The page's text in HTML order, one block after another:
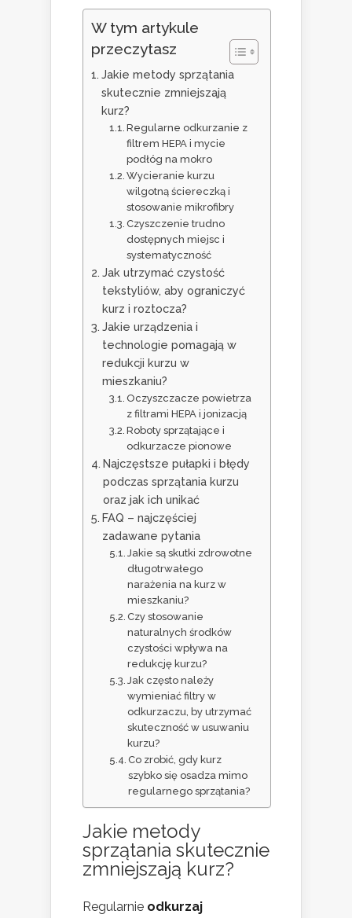
W tym artykule
przeczytasz
Jakie metody sprzątania
skutecznie zmniejszają
kurz?
Regularne odkurzanie z
filtrem HEPA i mycie
podłóg na mokro
Wycieranie kurzu
wilgotną ściereczką i
stosowanie mikrofibry
Czyszczenie trudno
dostępnych miejsc i
systematyczność
Jak utrzymać czystość
tekstyliów, aby ograniczyć
kurz i roztocza?
Jakie urządzenia i
technologie pomagają w
redukcji kurzu w
mieszkaniu?
Oczyszczacze powietrza
z filtrami HEPA i jonizacją
Roboty sprzątające i
odkurzacze pionowe
Najczęstsze pułapki i błędy
podczas sprzątania kurzu
oraz jak ich unikać
FAQ – najczęściej
zadawane pytania
Jakie są skutki zdrowotne
długotrwałego
narażenia na kurz w
mieszkaniu?
Czy stosowanie
naturalnych środków
czystości wpływa na
redukcję kurzu?
Jak często należy
wymieniać filtry w
odkurzaczu, by utrzymać
skuteczność w usuwaniu
kurzu?
Co zrobić, gdy kurz
szybko się osadza mimo
regularnego sprzątania?
Jakie metody
sprzątania skutecznie
zmniejszają kurz?
Regularnie odkurzaj